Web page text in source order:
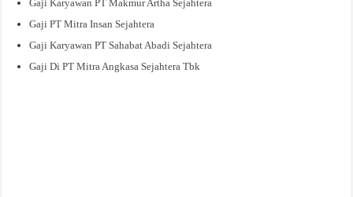
Gaji Karyawan PT Makmur Artha Sejahtera
Gaji PT Mitra Insan Sejahtera
Gaji Karyawan PT Sahabat Abadi Sejahtera
Gaji Di PT Mitra Angkasa Sejahtera Tbk